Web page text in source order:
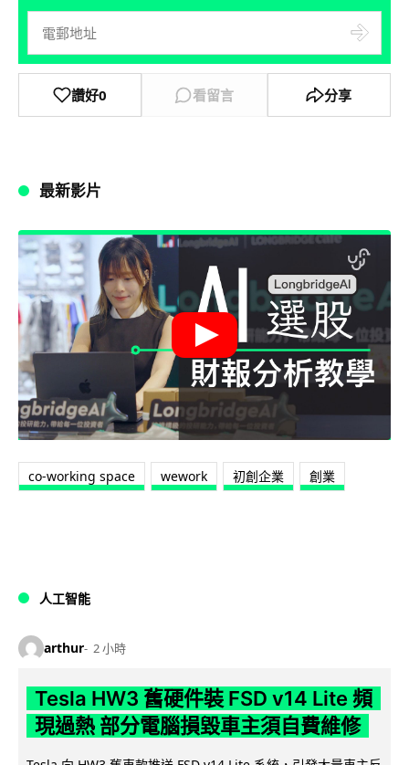
讚好0 看留言 分享
最新影片
co-working space wework 初創企業 創業
人工智能
arthur 2 小時
Tesla HW3 舊硬件裝 FSD v14 Lite 頻
現過熱 部分電腦損毀車主須自費維修